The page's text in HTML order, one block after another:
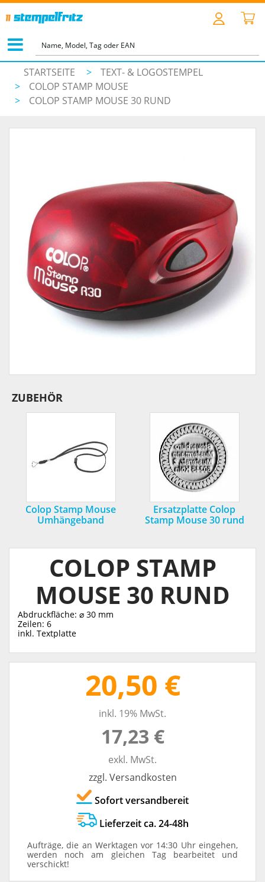
STARTSEITE >
TEXT- & LOGOSTEMPEL
>
COLOP STAMP MOUSE
>
COLOP STAMP MOUSE 30 RUND
ZUBEHÖR
Colop Stamp Mouse
Umhängeband
Ersatzplatte Colop
Stamp Mouse 30 rund
COLOP STAMP
MOUSE 30 RUND
Abdruckfläche: ⌀ 30 mm
Zeilen: 6
inkl. Textplatte
20,50 €
inkl. 19% MwSt.
17,23 €
exkl. MwSt.
zzgl. Versandkosten
Sofort versandbereit
Lieferzeit ca. 24-48h
Aufträge, die an Werktagen vor 14:30 Uhr eingehen,
werden noch am gleichen Tag bearbeitet und
verschickt!